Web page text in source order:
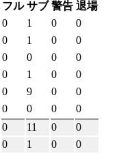
フル サブ 警告 退場
0 1 0
0
0 1 0
0
0 0 0
0
0 1 0
0
0 9 0
0
0 0 0
0
0 11 0
0
0 1 0 0